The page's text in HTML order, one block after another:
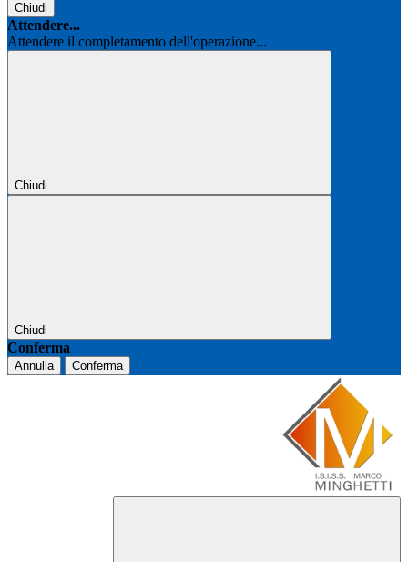
Chiudi
Attendere...
Attendere il completamento dell'operazione...
Chiudi
Chiudi
Conferma
Annulla Conferma